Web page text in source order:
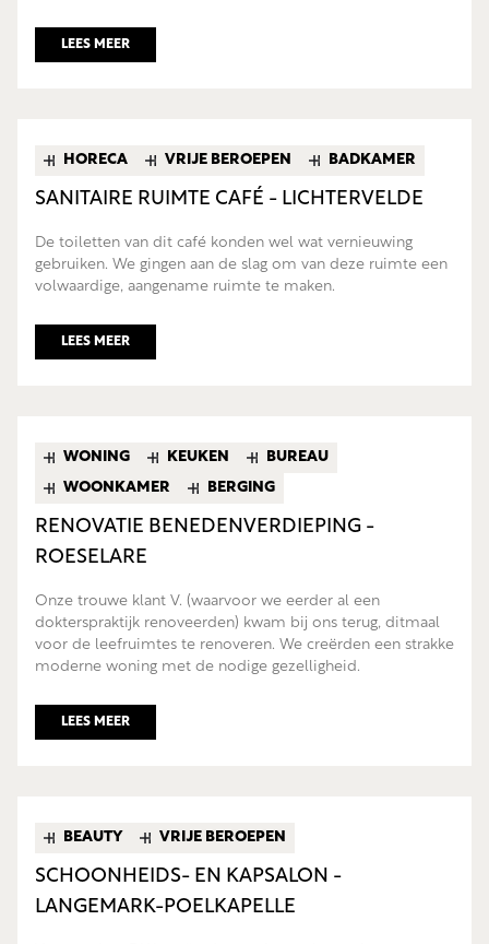
LEES MEER
HORECA VRIJE BEROEPEN BADKAMER
SANITAIRE RUIMTE CAFÉ - LICHTERVELDE
De toiletten van dit café konden wel wat vernieuwing
gebruiken. We gingen aan de slag om van deze ruimte een
volwaardige, aangename ruimte te maken.
LEES MEER
WONING KEUKEN
BUREAU
WOONKAMER
BERGING
RENOVATIE BENEDENVERDIEPING -
ROESELARE
Onze trouwe klant V. (waarvoor we eerder al een
dokterspraktijk renoveerden) kwam bij ons terug, ditmaal
voor de leefruimtes te renoveren. We creërden een strakke
moderne woning met de nodige gezelligheid.
LEES MEER
BEAUTY VRIJE BEROEPEN
SCHOONHEIDS- EN KAPSALON -
LANGEMARK-POELKAPELLE